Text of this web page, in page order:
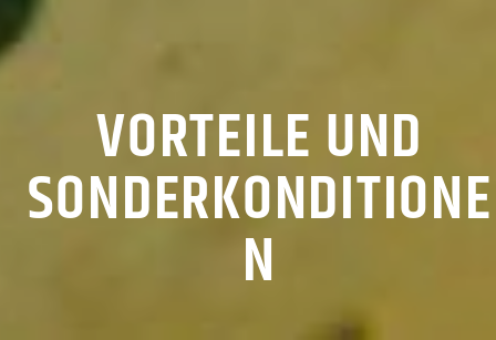
VORTEILE UND
SONDERKONDITIONE
N